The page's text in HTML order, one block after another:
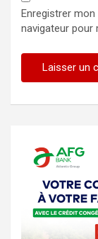
Enregistrer
navigateur pour